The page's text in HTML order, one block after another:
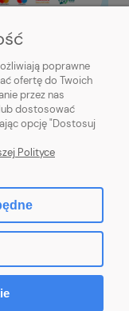
poprawne
ofertę do Twoich
przez nas
dostosować
opcję "Dostosuj
Polityce